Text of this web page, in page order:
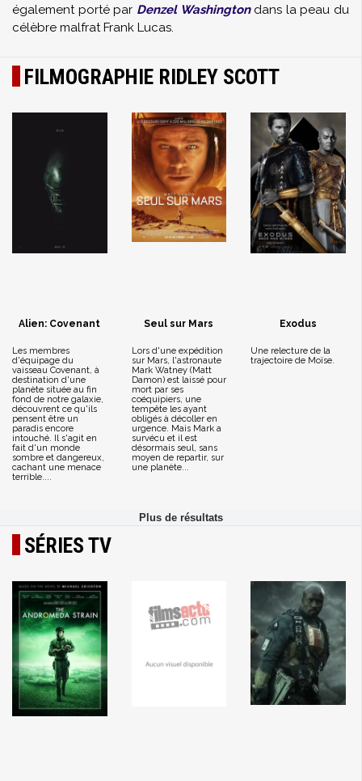
également porté par Denzel Washingtondans la peau du
célèbre malfrat Frank Lucas.
FILMOGRAPHIE RIDLEY SCOTT
Alien: Covenant
Les membres
d'équipage du
vaisseau Covenant, à
destination d'une
planète située au fin
fond de notre galaxie,
découvrent ce qu'ils
pensent être un
paradis encore
intouché. Il s'agit en
fait d'un monde
sombre et dangereux,
cachant une menace
terrible....
Seul sur Mars
Lors d'une expédition
sur Mars, l'astronaute
Mark Watney (Matt
Damon) est laissé pour
mort par ses
coéquipiers, une
tempête les ayant
obligés à décoller en
urgence. Mais Mark a
survécu et il est
désormais seul, sans
moyen de repartir, sur
une planète...
Exodus
Une relecture de la
trajectoire de Moïse.
SÉRIES TV